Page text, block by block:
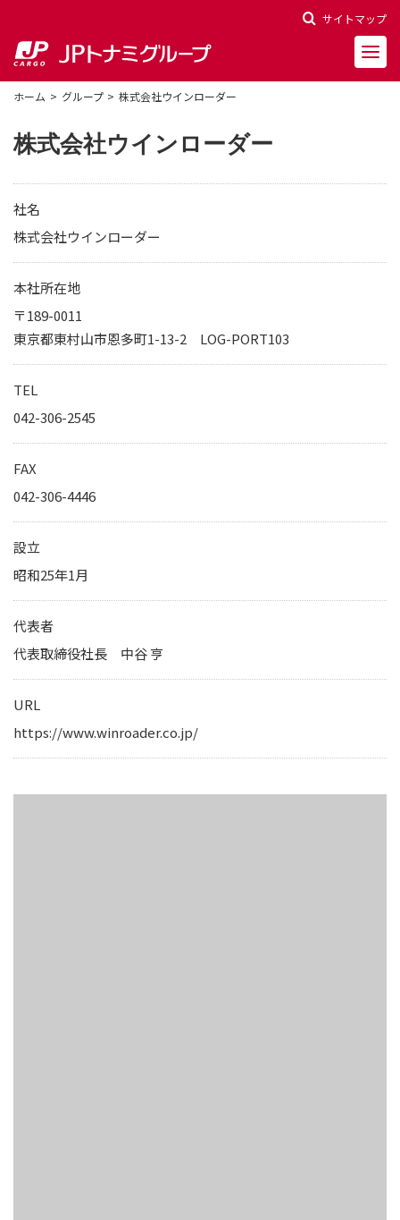
サイトマップ
会社概要
財務ハイライト
物流事業子会社
ホーム グループ 株式会社ウインローダー
株式会社ウインローダー
社名
株式会社ウインローダー
本社所在地
〒189-0011
東京都東村山市恩多町1-13-2 LOG-PORT103
TEL
042-306-2545
FAX
042-306-4446
設立
昭和25年1月
代表者
代表取締役社長 中谷 亨
URL
https://www.winroader.co.jp/